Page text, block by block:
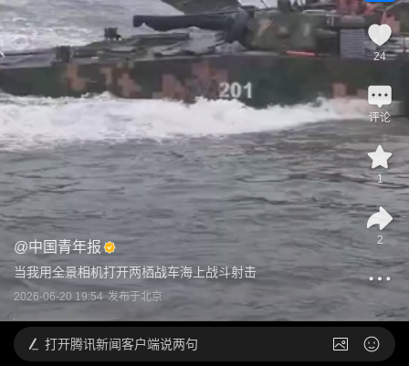
@中国青年报
当我用全景相机打开两栖战车海上战斗射击
2026-06-20 19:54 发布于北京
24
评论
1
2
打开腾讯新闻客户端说两句